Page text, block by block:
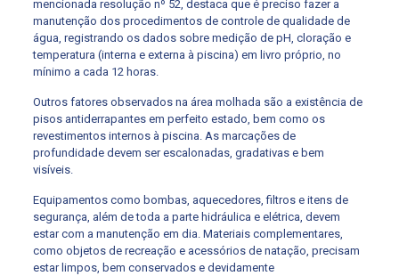
mencionada resolução nº 52, destaca que é preciso fazer a
manutenção dos procedimentos de controle de qualidade de
água, registrando os dados sobre medição de pH, cloração e
temperatura (interna e externa à piscina) em livro próprio, no
mínimo a cada 12 horas.
Outros fatores observados na área molhada são a existência de
pisos antiderrapantes em perfeito estado, bem como os
revestimentos internos à piscina. As marcações de
profundidade devem ser escalonadas, gradativas e bem
visíveis.
Equipamentos como bombas, aquecedores, filtros e itens de
segurança, além de toda a parte hidráulica e elétrica, devem
estar com a manutenção em dia. Materiais complementares,
como objetos de recreação e acessórios de natação, precisam
estar limpos, bem conservados e devidamente